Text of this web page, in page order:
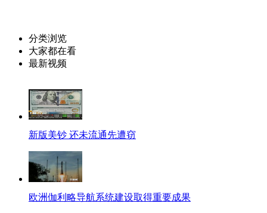
分类浏览
大家都在看
最新视频
新版美钞 还未流通先遭窃
欧洲伽利略导航系统建设取得重要成果